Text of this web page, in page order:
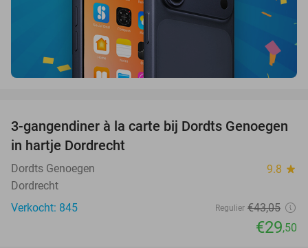
31%
3-gangendiner à la carte bij Dordts Genoegen
in hartje Dordrecht
Dordts Genoegen 9.8 star
Dordrecht
Verkocht: 845
Regulier €43,05
€29,50